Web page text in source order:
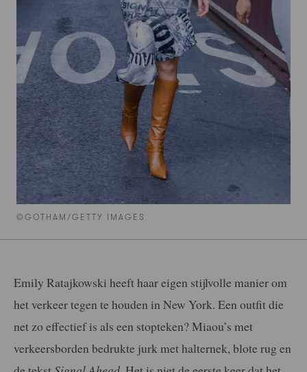
©GOTHAM/GETTY IMAGES
Emily Ratajkowski heeft haar eigen stijlvolle manier om
het verkeer tegen te houden in New York. Een outfit die
net zo effectief is als een stopteken? Miaou’s met
verkeersborden bedrukte jurk met halternek, blote rug en